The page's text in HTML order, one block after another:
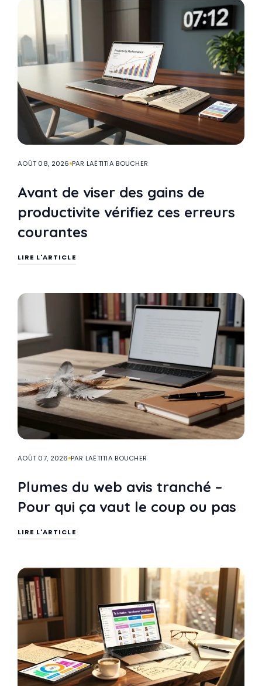
AOÛT 08, 2026 PAR LAËTITIA BOUCHER
Avant de viser des gains de
productivite vérifiez ces erreurs
courantes
LIRE L'ARTICLE
AOÛT 07, 2026 PAR LAËTITIA BOUCHER
Plumes du web avis tranché –
Pour qui ça vaut le coup ou pas
LIRE L'ARTICLE